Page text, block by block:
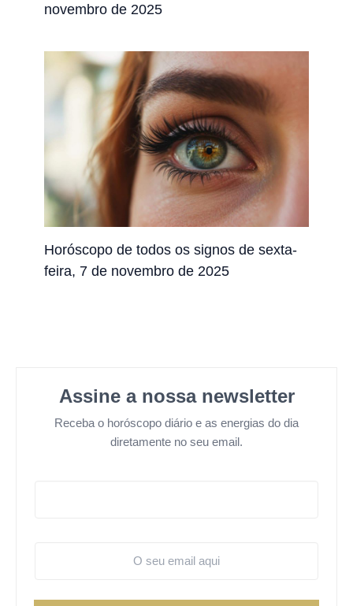
novembro de 2025
Horóscopo de todos os signos de sexta-
feira, 7 de novembro de 2025
Assine a nossa newsletter
Receba o horóscopo diário e as energias do dia
diretamente no seu email.